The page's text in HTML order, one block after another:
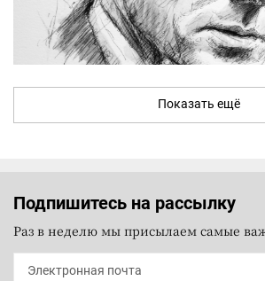
Показать ещё
Подпишитесь на рассылку
Раз в неделю мы присылаем самые